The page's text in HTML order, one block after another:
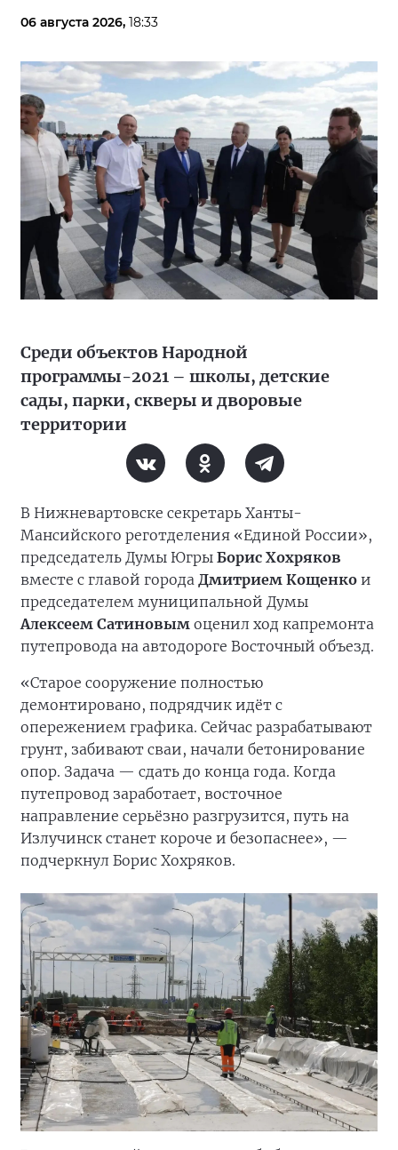
06 августа 2026, 18:33
Среди объектов Народной
программы-2021 – школы, детские
сады, парки, скверы и дворовые
территории
В Нижневартовске секретарь Ханты-
Мансийского реготделения «Единой России»,
председатель Думы Югры Борис Хохряков
вместе с главой города Дмитрием Кощенко и
председателем муниципальной Думы
Алексеем Сатиновым оценил ход капремонта
путепровода на автодороге Восточный объезд.
«Старое сооружение полностью
демонтировано, подрядчик идёт с
опережением графика. Сейчас разрабатывают
грунт, забивают сваи, начали бетонирование
опор. Задача — сдать до конца года. Когда
путепровод заработает, восточное
направление серьёзно разгрузится, путь на
Излучинск станет короче и безопаснее», —
подчеркнул Борис Хохряков.